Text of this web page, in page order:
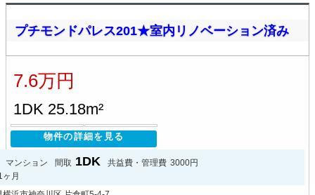
プチモンドパレス201★室内リノベーション済み
7.6万円
1DK 25.18m²
物件の詳細を見る
マンション 間取 1DK 共益費・管理費 3000円
ヶ月